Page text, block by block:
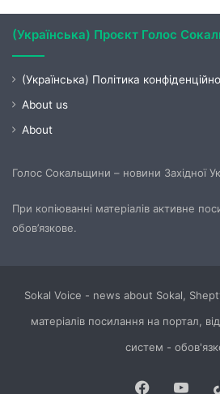
(Українська) Проєкт Голос
(Українська) Політика
About us
About
Голос Сокальщини – новини Західної
При копіюванні матеріалів активне
обов’язкове.
Sokal Voice - news about Sokal,
матеріалів посилання на портал,
систем -
Facebook